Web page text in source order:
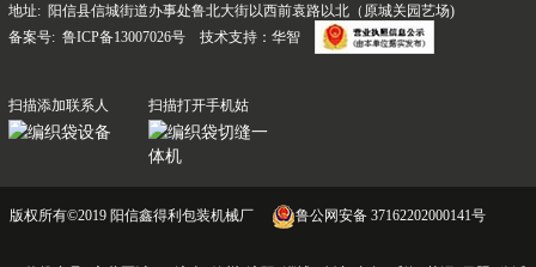
地址: 阳信县信城街道办事处鲁北大街以西前袁路以北（原城关园艺场)
备案号: 鲁ICP备13007026号 技术支持：华智
扫描添加联系人 扫描打开手机姑
版权所有©2019 阳信鑫得利包装机械厂 鲁公网安备 37162202000141号